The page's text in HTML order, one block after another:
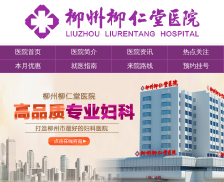
医院首页 医院简介 医院资讯
热点关注
本月优惠
就医指南 来院路线 预约挂号